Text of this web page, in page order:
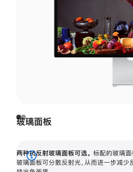
玻璃面板
两种抗反射玻璃面板可选。 标配的玻璃面
玻璃面板可分散反射光，从而进一步减少
展